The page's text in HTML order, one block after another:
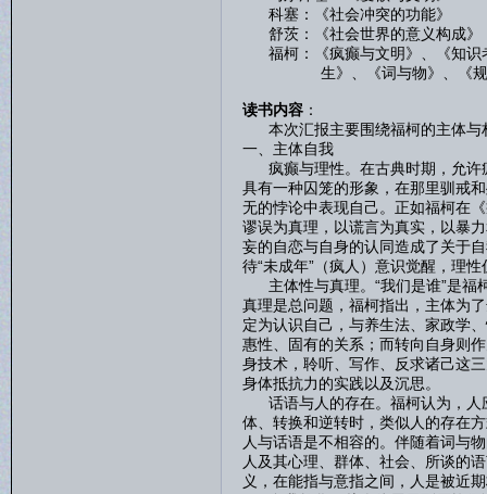
科塞：《社会冲突的功能》
舒茨：《社会世界的意义构成》
福柯：《疯癫与文明》、《知识
生》、《词与物》、《规训
读书内容：
本次汇报主要围绕福柯的主体与
一、主体自我
疯癫与理性。在古典时期，允许
具有一种囚笼的形象，在那里驯戒
无的悖论中表现自己。正如福柯在
谬误为真理，以谎言为真实，以暴
妄的自恋与自身的认同造成了关于
待“未成年”（疯人）意识觉醒，理
主体性与真理。“我们是谁”是福
真理是总问题，福柯指出，主体为
定为认识自己，与养生法、家政学
惠性、固有的关系；而转向自身则
身技术，聆听、写作、反求诸己这
身体抵抗力的实践以及沉思。
话语与人的存在。福柯认为，人
体、转换和逆转时，类似人的存在
人与话语是不相容的。伴随着词与
人及其心理、群体、社会、所谈的
义，在能指与意指之间，人是被近